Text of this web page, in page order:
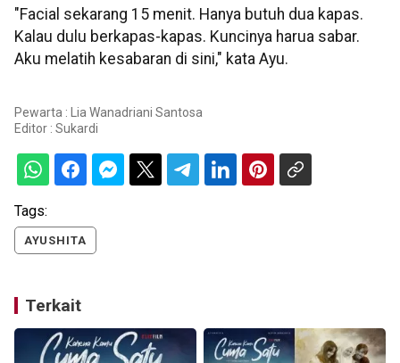
"Facial sekarang 15 menit. Hanya butuh dua kapas.
Kalau dulu berkapas-kapas. Kuncinya harua sabar.
Aku melatih kesabaran di sini," kata Ayu.
Pewarta : Lia Wanadriani Santosa
Editor : Sukardi
Tags:
AYUSHITA
Terkait